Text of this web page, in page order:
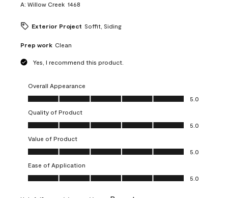
A: Willow Creek  1468
Exterior Project Soffit, Siding
Prep work Clean
Yes, I recommend this product.
Overall Appearance
Overall Appearance, 5.0 out of 5
5.0
Quality of Product
Quality of Product, 5.0 out of 5
5.0
Value of Product
Value of Product, 5.0 out of 5
5.0
Ease of Application
Ease of Application, 5.0 out of 5
5.0